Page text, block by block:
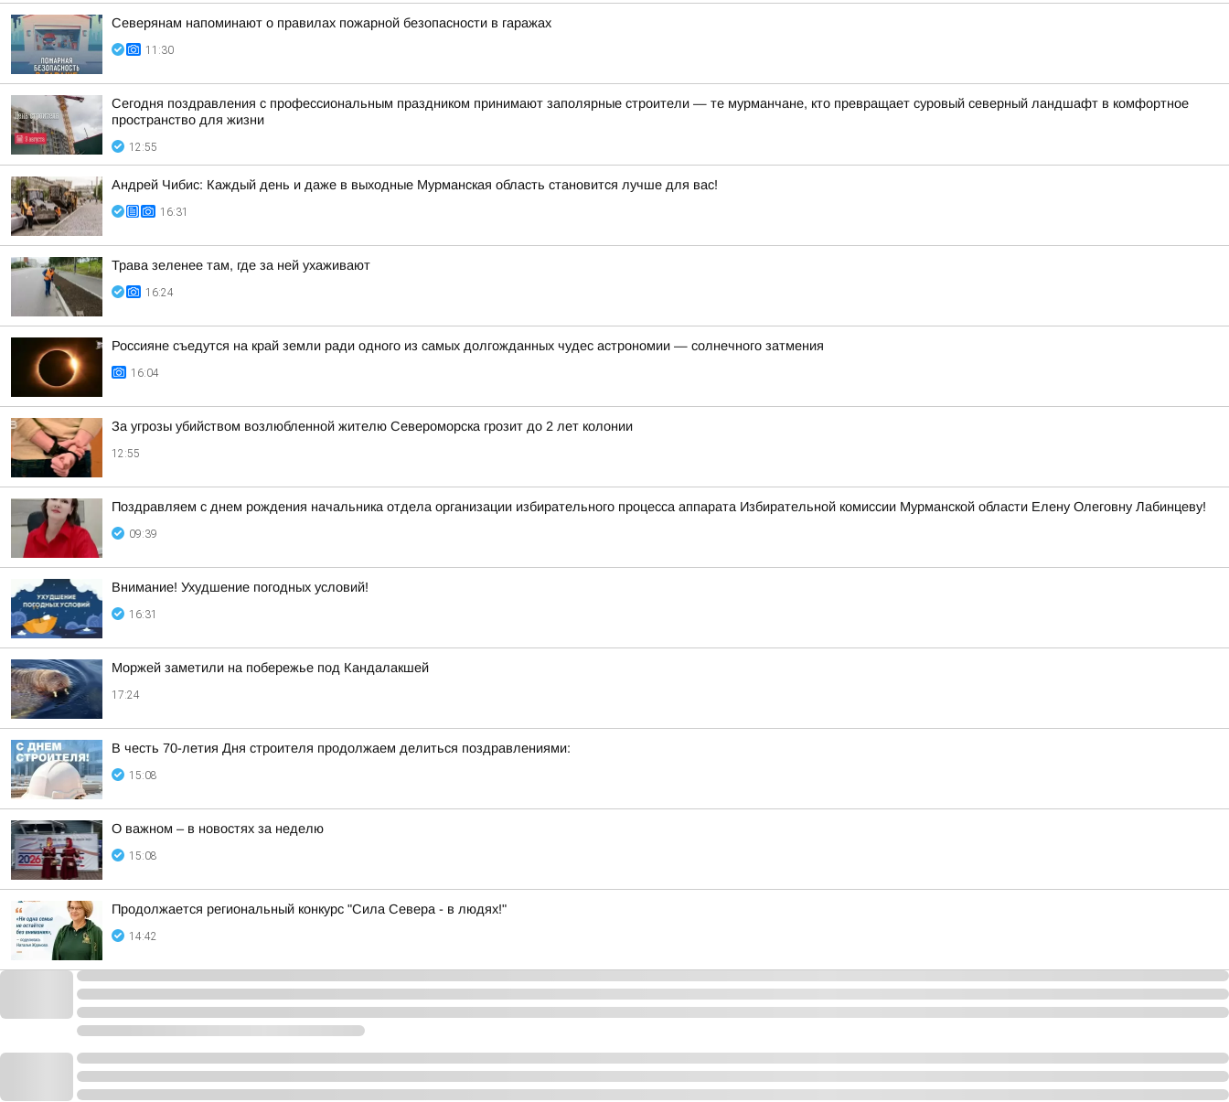
Северянам напоминают о правилах пожарной безопасности в гаражах
11:30
Сегодня поздравления с профессиональным праздником принимают заполярные строители — те мурманчане, кто превращает суровый северный ландшафт в комфортное
пространство для жизни
12:55
Андрей Чибис: Каждый день и даже в выходные Мурманская область становится лучше для вас!
16:31
Трава зеленее там, где за ней ухаживают
16:24
Россияне съедутся на край земли ради одного из самых долгожданных чудес астрономии — солнечного затмения
16:04
За угрозы убийством возлюбленной жителю Североморска грозит до 2 лет колонии
12:55
Поздравляем с днем рождения начальника отдела организации избирательного процесса аппарата Избирательной комиссии Мурманской области Елену Олеговну Лабинцеву!
09:39
Внимание! Ухудшение погодных условий!
16:31
Моржей заметили на побережье под Кандалакшей
17:24
В честь 70-летия Дня строителя продолжаем делиться поздравлениями:
15:08
О важном – в новостях за неделю
15:08
Продолжается региональный конкурс "Сила Севера - в людях!"
14:42